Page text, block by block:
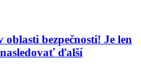
bezpečnosti! Je len
ďalší